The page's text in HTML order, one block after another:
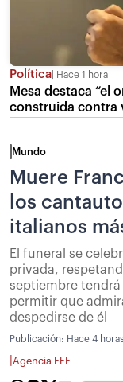
Política Hace 1 hora
Mesa destaca “el
construida contra
Mundo
Muere
los
italianos
El funeral se
privada,
septiembre
permitir que
despedirse de él
Publicación: Hace 4
Agencia EFE